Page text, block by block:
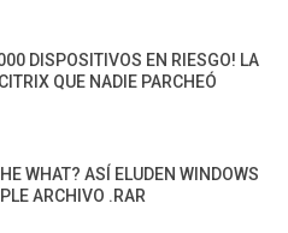
DISPOSITIVOS EN RIESGO! LA
QUE NADIE PARCHEÓ
WHAT? ASÍ ELUDEN WINDOWS
ARCHIVO .RAR